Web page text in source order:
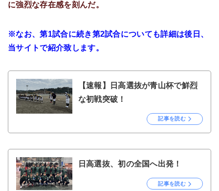
に強烈な存在感を刻んだ。
※なお、第1試合に続き第2試合についても詳細は後日、
当サイトで紹介致します。
【速報】日高選抜が青山杯で鮮烈
な初戦突破！
記事を読む
日高選抜、初の全国へ出発！
記事を読む